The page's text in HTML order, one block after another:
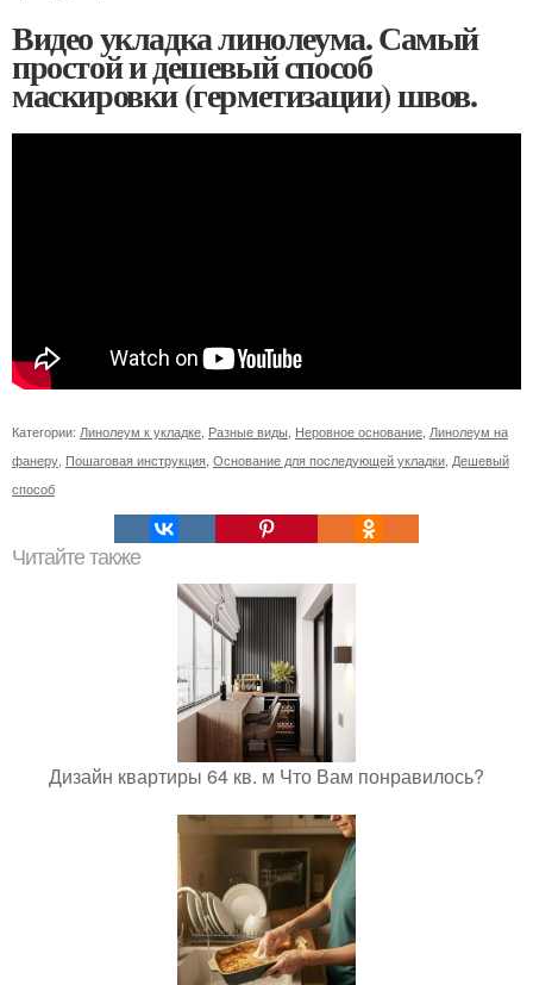
Видео укладка линолеума. Самый
простой и дешевый способ
маскировки (герметизации) швов.
Категории: Линолеум к укладке Разные виды Неровное основание Линолеум на
фанеру Пошаговая инструкция Основание для последующей укладки Дешевый
способ
Читайте также
Дизайн квартиры 64 кв. м Что Вам понравилось?